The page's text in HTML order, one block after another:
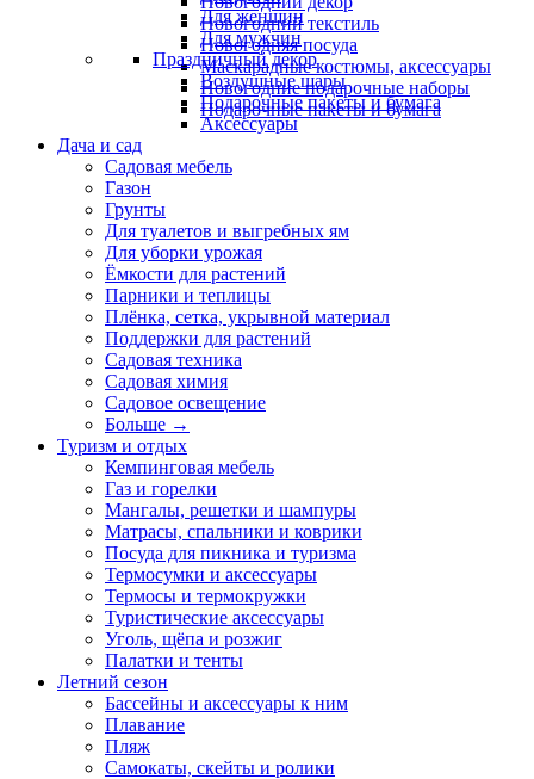
Новогодний текстиль
Новогодняя посуда
Маскарадные костюмы, аксессуары
Новогодние подарочные наборы
Подарочные пакеты и бумага
Для женщин
Для мужчин
Праздничный декор
Воздушные шары
Подарочные пакеты и бумага
Аксессуары
Дача и сад
Садовая мебель
Газон
Грунты
Для туалетов и выгребных ям
Для уборки урожая
Ёмкости для растений
Парники и теплицы
Плёнка, сетка, укрывной материал
Поддержки для растений
Садовая техника
Садовая химия
Садовое освещение
Больше →
Туризм и отдых
Кемпинговая мебель
Газ и горелки
Мангалы, решетки и шампуры
Матрасы, cпальники и коврики
Посуда для пикника и туризма
Термосумки и аксессуары
Термосы и термокружки
Туристические аксессуары
Уголь, щёпа и розжиг
Палатки и тенты
Летний сезон
Бассейны и аксессуары к ним
Плавание
Пляж
Самокаты, скейты и ролики